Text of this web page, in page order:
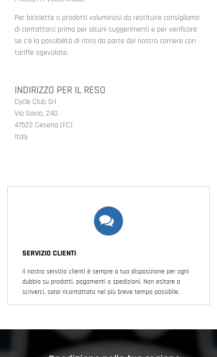
Per biciclette o prodotti voluminosi da restituire consigliamo
di contattarci prima per alcuni suggerimenti e per verificare
se c'è la possibilità di ritiro da parte del nostro corriere con
tariffe agevolate.
INDIRIZZO PER IL RESO
Cycle Club Srl
Via Savio, 240
47522 Cesena (FC)
Italy
SERVIZIO CLIENTI
Il nostro servizio clienti è sempre a tua disposizione per ogni
dubbio su prodotti, pagamenti o spedizioni. Non esitare a
scriverci, sarai ricontattato nel più breve tempo possibile.